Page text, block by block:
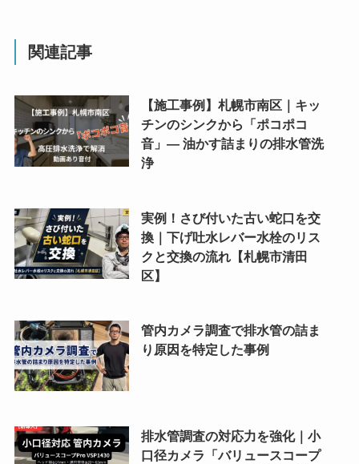
関連記事
【施工事例】札幌市南区｜キッ
チンのシンクから「ポコポコ
音」― 油かす詰まりの排水管洗
浄
実例！さび付いた古い蛇口を交
換｜下げ吐水レバー水栓のリス
クと交換の流れ【札幌市清田
区】
管内カメラ調査で排水管の詰ま
り原因を特定した事例
排水管調査の対応力を強化｜小
口径カメラ「バリュースコープ